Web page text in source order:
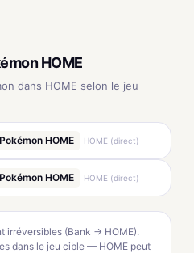
HOME
dans HOME selon le jeu
Pokémon HOME HOME (direct)
Pokémon HOME HOME (direct)
irréversibles (Bank → HOME).
dans le jeu cible — HOME peut